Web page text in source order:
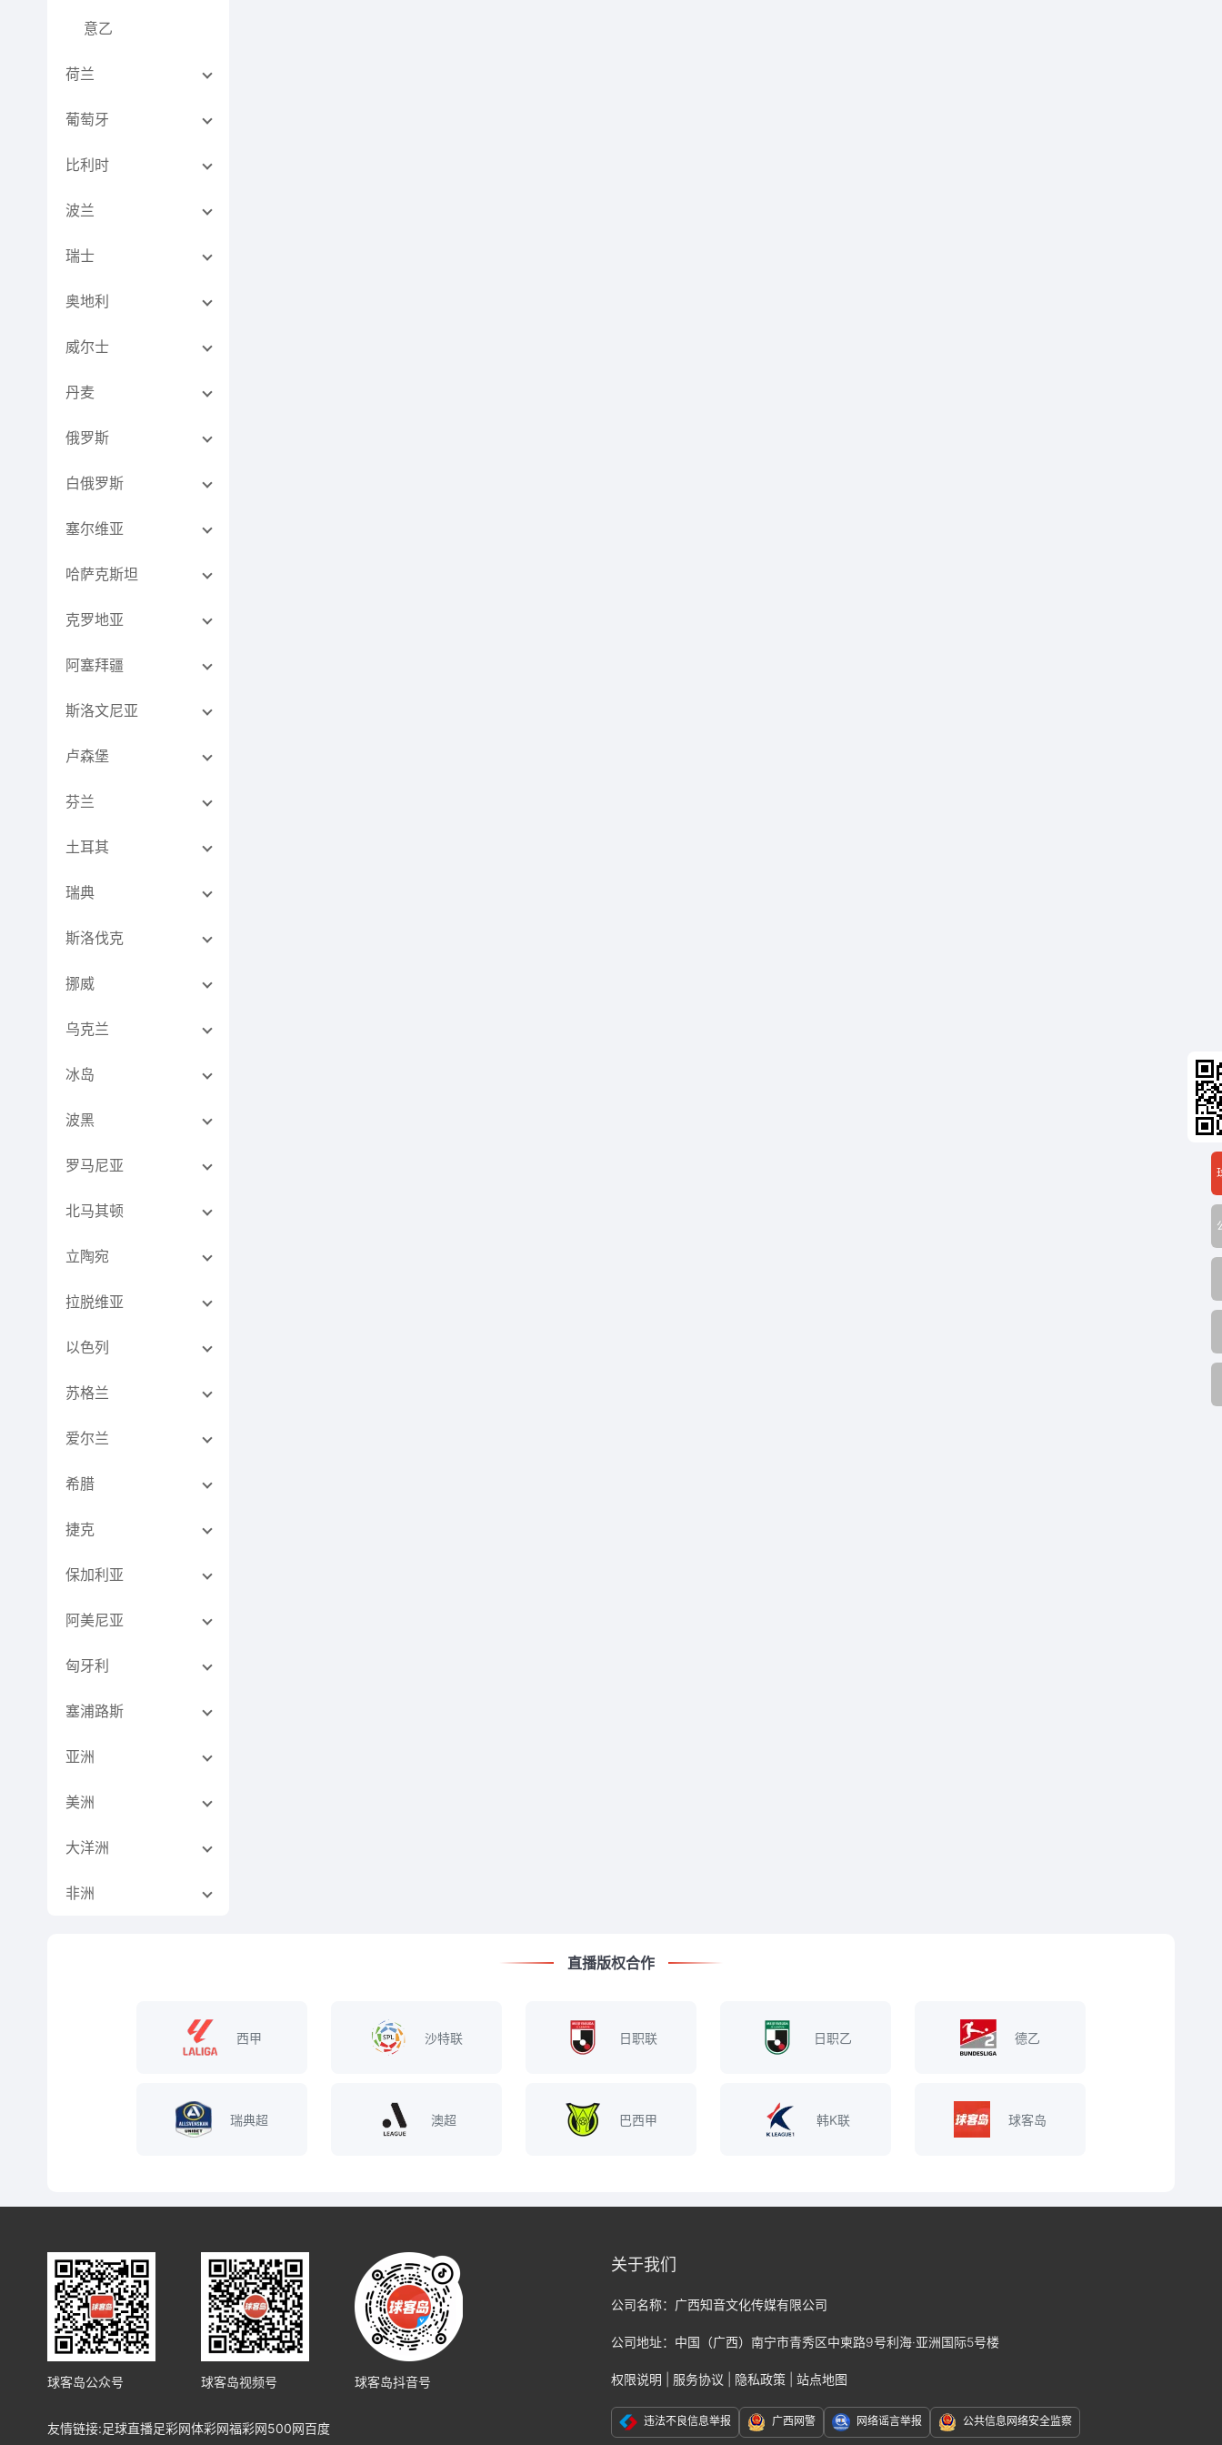
意乙
荷兰
葡萄牙
比利时
波兰
瑞士
奥地利
威尔士
丹麦
俄罗斯
白俄罗斯
塞尔维亚
哈萨克斯坦
克罗地亚
阿塞拜疆
斯洛文尼亚
卢森堡
芬兰
土耳其
瑞典
斯洛伐克
挪威
乌克兰
冰岛
波黑
罗马尼亚
北马其顿
立陶宛
拉脱维亚
以色列
苏格兰
爱尔兰
希腊
捷克
保加利亚
阿美尼亚
匈牙利
塞浦路斯
亚洲
美洲
大洋洲
非洲
直播版权合作
西甲 沙特联 日职联 日职乙 德乙
瑞典超 澳超 巴西甲 韩K联 球客岛
球客岛公众号 球客岛视频号 球客岛抖音号
友情链接:足球直播足彩网体彩网福彩网500网百度
关于我们
公司名称： 广西知音文化传媒有限公司
公司地址： 中国（广西）南宁市青秀区中柬路9号利海·亚洲国际5号楼
权限说明 服务协议 隐私政策 站点地图
违法不良信息举报 广西网警 网络谣言举报 公共信息网络安全监察